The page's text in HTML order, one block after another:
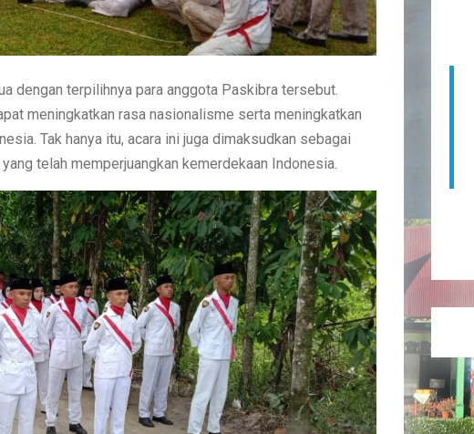
dengan terpilihnya para anggota Paskibra tersebut.
meningkatkan rasa nasionalisme serta meningkatkan
Tak hanya itu, acara ini juga dimaksudkan sebagai
telah memperjuangkan kemerdekaan Indonesia.